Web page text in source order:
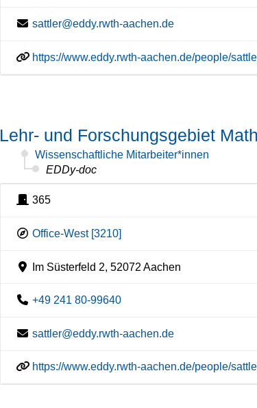
sattler@eddy.rwth-aachen.de
https://www.eddy.rwth-aachen.de/people/
Lehr- und Forschungsgebiet
Wissenschaftliche Mitarbeiter*innen
EDDy-doc
365
Office-West [3210]
Im Süsterfeld 2, 52072 Aachen
+49 241 80-99640
sattler@eddy.rwth-aachen.de
https://www.eddy.rwth-aachen.de/people/